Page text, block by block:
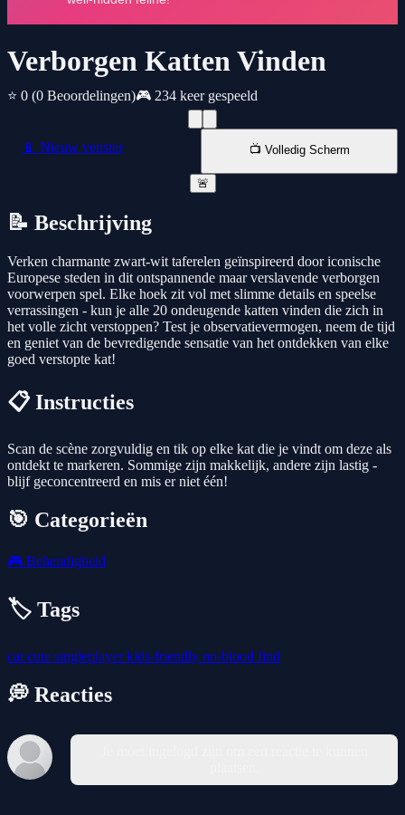
Verborgen Katten Vinden
⭐ 0 (0 Beoordelingen)🎮 234 keer gespeeld
📱 Nieuw venster 📺 Volledig Scherm
🚨
📝 Beschrijving
Verken charmante zwart-wit taferelen geïnspireerd door iconische
Europese steden in dit ontspannende maar verslavende verborgen
voorwerpen spel. Elke hoek zit vol met slimme details en speelse
verrassingen - kun je alle 20 ondeugende katten vinden die zich in
het volle zicht verstoppen? Test je observatievermogen, neem de tijd
en geniet van de bevredigende sensatie van het ontdekken van elke
goed verstopte kat!
📋 Instructies
Scan de scène zorgvuldig en tik op elke kat die je vindt om deze als
ontdekt te markeren. Sommige zijn makkelijk, andere zijn lastig -
blijf geconcentreerd en mis er niet één!
🎯 Categorieën
🎮 Behendigheid
🏷️ Tags
cat cute singleplayerkids-friendly no-blood find
💭 Reacties